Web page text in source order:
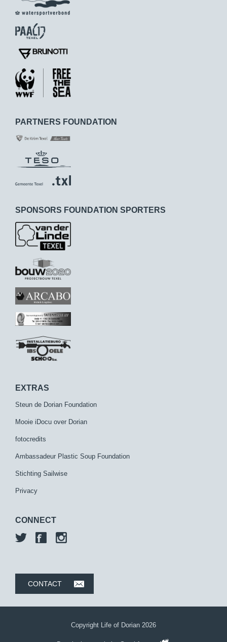
PARTNERS FOUNDATION
SPONSORS FOUNDATION SPORTERS
EXTRAS
Steun de Dorian Foundation
Mooie iDocu over Dorian
fotocredits
Ambassadeur Plastic Soup Foundation
Stichting Sailwise
Privacy
CONNECT
CONTACT
Copyright Life of Dorian 2026